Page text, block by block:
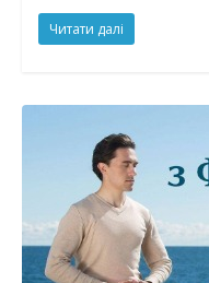
Читати далі